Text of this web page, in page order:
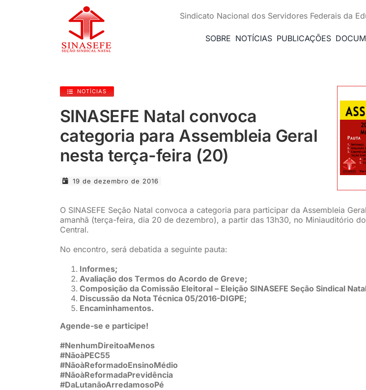
Sindicato Nacional dos Servidores Federais da
SOBRE NOTÍCIAS PUBLICAÇÕES
NOTÍCIAS
SINASEFE Natal convoca
categoria para Assembleia Geral
nesta terça-feira (20)
19 de dezembro de 2016
O SINASEFE Seção Natal convoca a categoria para participar da Assembleia
amanhã (terça-feira, dia 20 de dezembro), a partir das 13h30, no Miniauditório
Central.
No encontro, será debatida a seguinte pauta:
Informes;
Avaliação dos Termos do Acordo de Greve;
Composição da Comissão Eleitoral – Eleição SINASEFE Seção Sindical
Discussão da Nota Técnica 05/2016-DIGPE;
Encaminhamentos.
Agende-se e participe!
#NenhumDireitoaMenos
#NãoàPEC55
#NãoàReformadoEnsinoMédio
#NãoàReformadaPrevidência
#DaLutanãoArredamosoPé